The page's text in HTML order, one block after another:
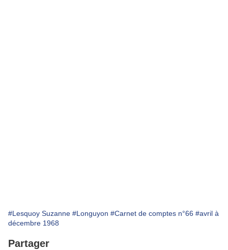
#Lesquoy Suzanne #Longuyon #Carnet de comptes n°66 #avril à
décembre 1968
Partager